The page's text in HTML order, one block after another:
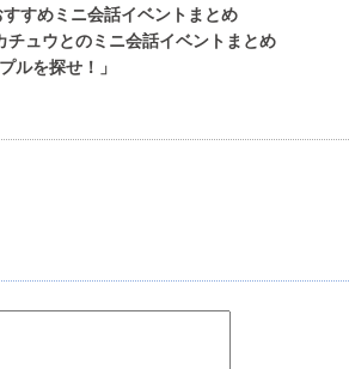
すめミニ会話イベントまとめ
チュウとのミニ会話イベントまとめ
ルを探せ！」